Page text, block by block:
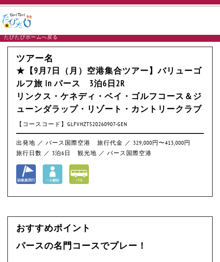
たびたびホームへ戻る
ツアー名
★【9月7日（月）空港集合ツアー】バリューゴ
ルフ旅 in パース 3泊6日2R
リンクス・ケネディ・ベイ・ゴルフコース＆ジ
ューンダラップ・リゾート・カントリークラブ
【コースコード】GLFVHZT520260907-GEN
出発地 ／ パース国際空港
旅行代金 ／ 329,000円〜413,000円
旅行日数 ／ 3泊6日
観光地 ／ パース国際空港
おすすめポイント
パースの名門コースでプレー！